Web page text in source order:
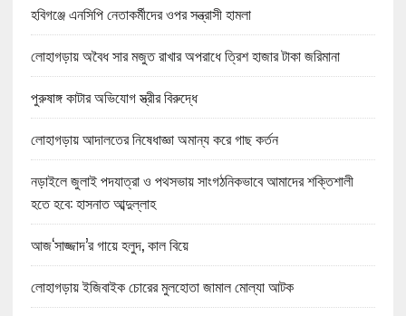
হবিগঞ্জে এনসিপি নেতাকর্মীদের ওপর সন্ত্রাসী হামলা
লোহাগড়ায় অবৈধ সার মজুত রাখার অপরাধে ত্রিশ হাজার টাকা জরিমানা
পুরুষাঙ্গ কাটার অভিযোগ স্ত্রীর বিরুদ্ধে
লোহাগড়ায় আদালতের নিষেধাজ্ঞা অমান্য করে গাছ কর্তন
নড়াইলে জুলাই পদযাত্রা ও পথসভায় সাংগঠনিকভাবে আমাদের শক্তিশালী
হতে হবে: হাসনাত আব্দুল্লাহ
আজ‘সাজ্জাদ’র গায়ে হলুদ, কাল বিয়ে
লোহাগড়ায় ইজিবাইক চোরের মুলহোতা জামাল মোল্যা আটক